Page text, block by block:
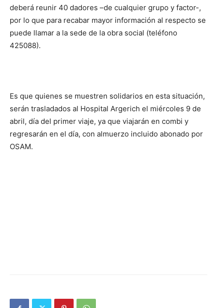
deberá reunir 40 dadores –de cualquier grupo y factor-,
por lo que para recabar mayor información al respecto se
puede llamar a la sede de la obra social (teléfono
425088).
Es que quienes se muestren solidarios en esta situación,
serán trasladados al Hospital Argerich el miércoles 9 de
abril, día del primer viaje, ya que viajarán en combi y
regresarán en el día, con almuerzo incluido abonado por
OSAM.